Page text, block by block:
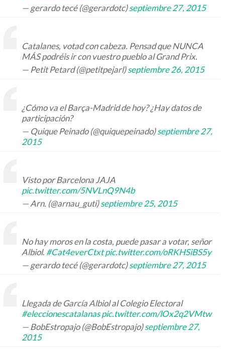
— gerardo tecé (@gerardotc)septiembre 27, 2015
Catalanes, votad con cabeza. Pensad que NUNCA
MÁS podréis ir con vuestro pueblo al Grand Prix.
— Petit Petard (@petitpejarl)septiembre 26, 2015
¿Cómo va el Barça-Madrid de hoy? ¿Hay datos de
participación?
— Quique Peinado (@quiquepeinado)septiembre 27,
2015
Visto por Barcelona JAJA
pic.twitter.com/5NVLnQ9N4b
— Arn. (@arnau_guti)septiembre 25, 2015
No hay moros en la costa, puede pasar a votar, señor
Albiol. #Cat4everCtxt pic.twitter.com/oRKHSiBS5y
— gerardo tecé (@gerardotc)septiembre 27, 2015
Llegada de García Albiol al Colegio Electoral
#eleccionescatalanas pic.twitter.com/lOx2q2VMtw
— BobEstropajo (@BobEstropajo)septiembre 27,
2015